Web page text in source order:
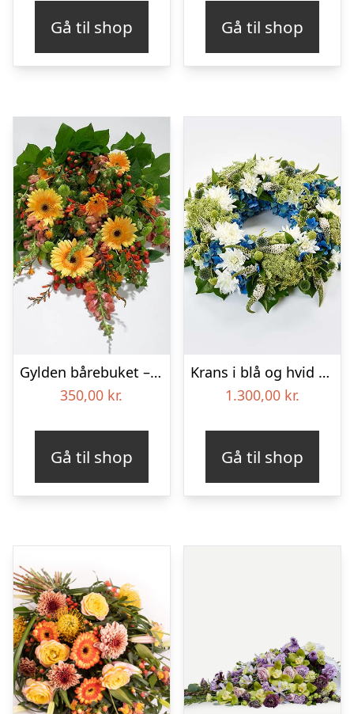
Gå til shop Gå til shop
Gylden bårebuket – Blomster til begravelse
350,00 kr.
Gå til shop
Krans i blå og hvid – Blomster til begravelse
1.300,00 kr.
Gå til shop